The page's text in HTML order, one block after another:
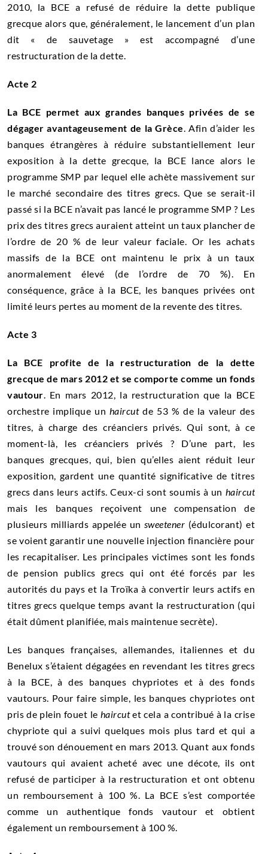
2010, la BCE a refusé de réduire ladette publique
grecque alors que, généralement, le lancement d’un plan
dit « de sauvetage » est accompagné d’une
restructuration de la dette.
Acte 2
La BCE permet aux grandes banques privées de se
dégager avantageusement de la Grèce . Afin d’aider les
banques étrangères à réduire substantiellement leur
exposition à la dette grecque, la BCE lance alors le
programme SMP par lequel elle achète massivement sur
le marché secondaire des titres grecs. Que se serait-il
passé si la BCE n’avait pas lancé le programme SMP ? Les
prix des titres grecs auraient atteint un taux plancher de
l’ordre de 20 % de leur valeur faciale. Or les achats
massifs de la BCE ont maintenu le prix à un taux
anormalement élevé (de l’ordre de 70 %). En
conséquence, grâce à la BCE, les banques privées ont
limité leurs pertes au moment de la revente des titres.
Acte 3
La BCE profite de la restructuration de la dette
grecque de mars 2012 et se comporte comme un fonds
vautour . En mars 2012, la restructuration que la BCE
orchestre implique un haircutde 53 % de la valeur des
titres, à charge des créanciers privés. Qui sont, à ce
moment-là, les créanciers privés ? D’une part, les
banques grecques, qui, bien qu’elles aient réduit leur
exposition, gardent une quantité significative de titres
grecs dans leurs actifs . Ceux-ci sont soumis à un haircut
mais les banques reçoivent une compensation de
plusieurs milliards appelée un sweetener (édulcorant) et
se voient garantir une nouvelle injection financière pour
les recapitaliser. Les principales victimes sont les fonds
de pension publics grecs qui ont été forcés par les
autorités du pays et la Troïka à convertir leurs actifs en
titres grecs quelque temps avant la restructuration (qui
était dûment planifiée, mais maintenue secrète).
Les banques françaises, allemandes, italiennes et du
Benelux s’étaient dégagées en revendant les titres grecs
à la BCE, à des banques chypriotes et à des fonds
vautours. Pour faire simple, les banques chypriotes ont
pris de plein fouet le haircutet cela a contribué à la crise
chypriote qui a suivi quelques mois plus tard et qui a
trouvé son dénouement en mars 2013. Quant aux fonds
vautours qui avaient acheté avec une décote, ils ont
refusé de participer à la restructuration et ont obtenu
un remboursement à 100 %. La BCE s’est comportée
comme un authentique fonds vautour et obtient
également un remboursement à 100 %.